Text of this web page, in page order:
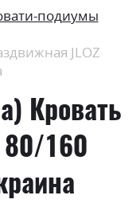
подиумы
JLOZ
Кровать
80/160